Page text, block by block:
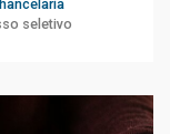
seletivo